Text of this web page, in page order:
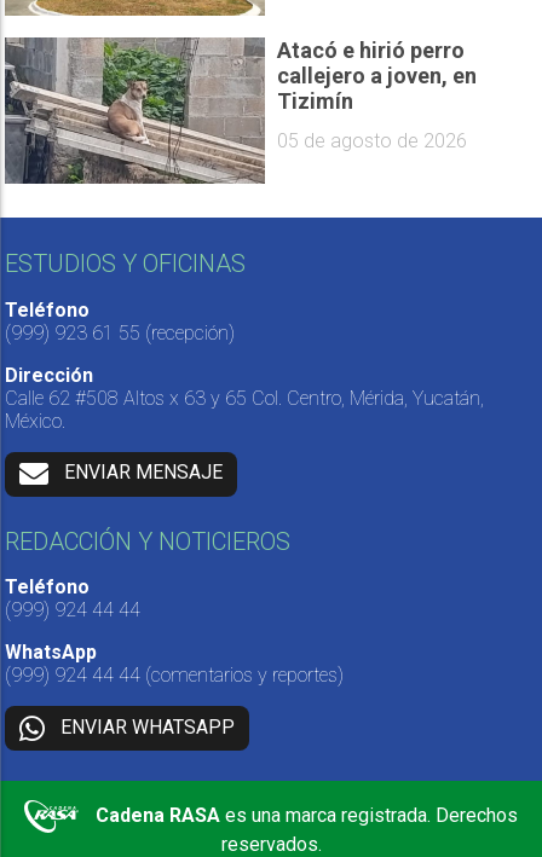
Atacó e hirió perro
callejero a joven, en
Tizimín
05 de agosto de 2026
ESTUDIOS Y OFICINAS
Teléfono
(999) 923 61 55 (recepción)
Dirección
Calle 62 #508 Altos x 63 y 65 Col. Centro, Mérida, Yucatán,
México.
ENVIAR MENSAJE
REDACCIÓN Y NOTICIEROS
Teléfono
(999) 924 44 44
WhatsApp
(999) 924 44 44 (comentarios y reportes)
ENVIAR WHATSAPP
Cadena RASA es una marca registrada. Derechos
reservados.